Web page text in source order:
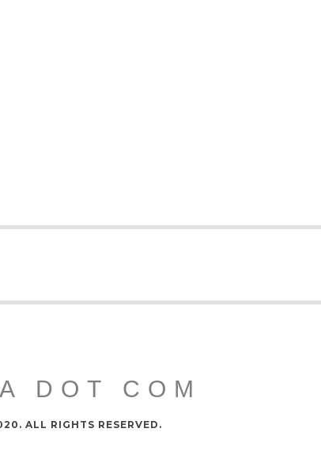
DOT COM
ALL RIGHTS RESERVED.